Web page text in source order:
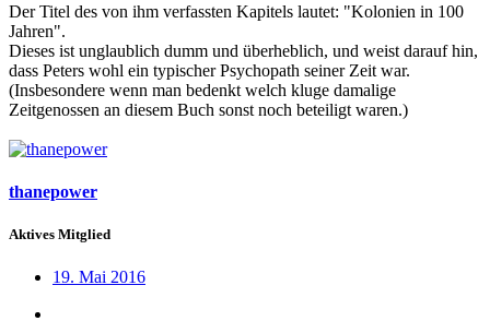
Der Titel des von ihm verfassten Kapitels lautet: "Kolonien in 100
Jahren".
Dieses ist unglaublich dumm und überheblich, und weist darauf hin,
dass Peters wohl ein typischer Psychopath seiner Zeit war.
(Insbesondere wenn man bedenkt welch kluge damalige
Zeitgenossen an diesem Buch sonst noch beteiligt waren.)
thanepower
Aktives Mitglied
19. Mai 2016